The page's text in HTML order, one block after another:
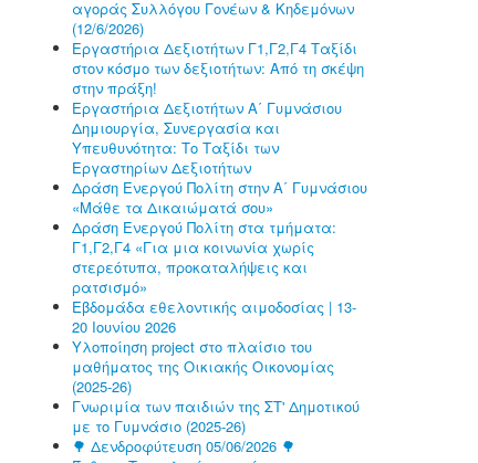
αγοράς Συλλόγου Γονέων & Κηδεμόνων
(12/6/2026)
Εργαστήρια Δεξιοτήτων Γ1,Γ2,Γ4 Ταξίδι
στον κόσμο των δεξιοτήτων: Από τη σκέψη
στην πράξη!
Εργαστήρια Δεξιοτήτων Α΄ Γυμνάσιου
Δημιουργία, Συνεργασία και
Υπευθυνότητα: Το Ταξίδι των
Εργαστηρίων Δεξιοτήτων
Δράση Ενεργού Πολίτη στην Α΄ Γυμνάσιου
«Μάθε τα Δικαιώματά σου»
Δράση Ενεργού Πολίτη στα τμήματα:
Γ1,Γ2,Γ4 «Για μια κοινωνία χωρίς
στερεότυπα, προκαταλήψεις και
ρατσισμό»
Εβδομάδα εθελοντικής αιμοδοσίας | 13-
20 Ιουνίου 2026
Υλοποίηση project στο πλαίσιο του
μαθήματος της Οικιακής Οικονομίας
(2025-26)
Γνωριμία των παιδιών της ΣΤ' Δημοτικού
με το Γυμνάσιο (2025-26)
🌳 Δενδροφύτευση 05/06/2026 🌳